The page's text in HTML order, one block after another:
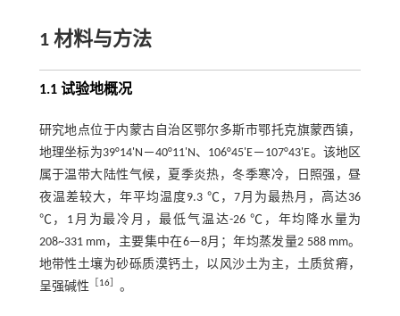
1 材料与方法
1.1 试验地概况
研究地点位于内蒙古自治区鄂尔多斯市鄂托克旗蒙西镇，
地理坐标为39°14'N－40°11'N、106°45'E－107°43'E。该地区
属于温带大陆性气候，夏季炎热，冬季寒冷，日照强，昼
夜温差较大，年平均温度9.3 ℃，7月为最热月，高达36
℃，1月为最冷月，最低气温达-26 ℃，年均降水量为
208~331 mm，主要集中在6—8月；年均蒸发量2 588 mm。
地带性土壤为砂砾质漠钙土，以风沙土为主，土质贫瘠，
呈强碱性
16］ 。